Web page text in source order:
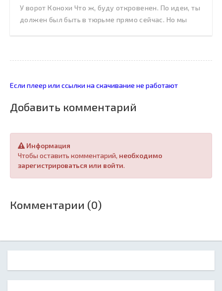
У ворот Конохи Что ж, буду откровенен. По идеи, ты
должен был быть в тюрьме прямо сейчас. Но мы
Если плеер или ссылки на скачивание не работают
Добавить комментарий
Информация
Чтобы оставить комментарий, необходимо
зарегистрироваться или войти.
Комментарии (0)